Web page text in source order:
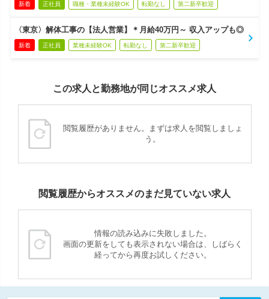
新着 正社員 職種・業種未経験OK 転勤なし 第二新卒歓迎
〈東京〉解体工事の【法人営業】＊月給40万円～ 収入アップも◎
新着 正社員 業種未経験OK 転勤なし 第二新卒歓迎
この求人と勤務地が同じオススメ求人
閲覧履歴がありません。まずは求人を閲覧しましょ
う。
閲覧履歴からオススメのまだ見ていない求人
情報の読み込みに失敗しました。
画面の更新をしても表示されない場合は、しばらく
経ってから再度お試しください。